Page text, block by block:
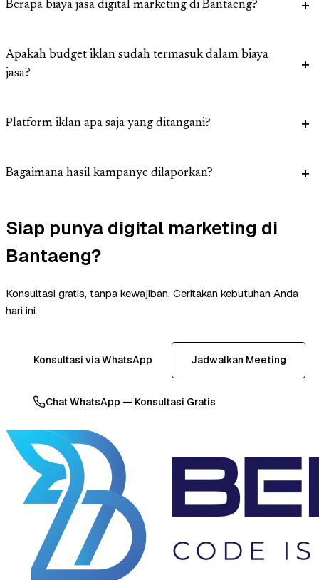
Berapa biaya jasa digital marketing di Bantaeng?
Apakah budget iklan sudah termasuk dalam biaya
jasa?
Platform iklan apa saja yang ditangani?
Bagaimana hasil kampanye dilaporkan?
Siap punya digital marketing di
Bantaeng?
Konsultasi gratis, tanpa kewajiban. Ceritakan kebutuhan Anda
hari ini.
Konsultasi via WhatsApp Jadwalkan Meeting
Chat WhatsApp — Konsultasi Gratis